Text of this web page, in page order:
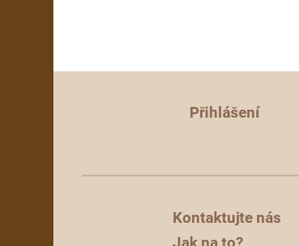
Přihlášení
Kontaktujte nás
Jak na to?